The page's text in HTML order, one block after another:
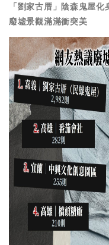
「劉家古厝」陰森鬼屋
廢墟景觀滿滿衝突美